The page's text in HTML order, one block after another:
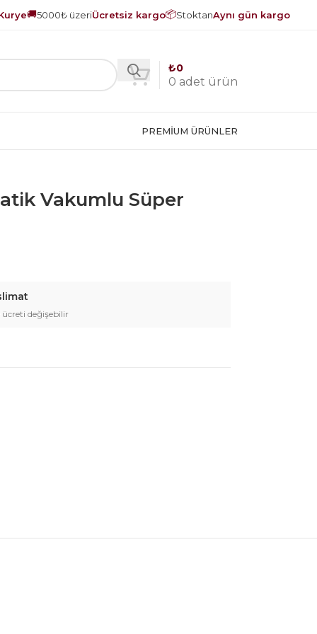
🚚5000₺ üzeriÜcretsiz kargo📦StoktanAynı gün kargo
0 adet ürün
₺0
PREMIUM ÜRÜNLER
Vakumlu Süper
ücreti değişebilir